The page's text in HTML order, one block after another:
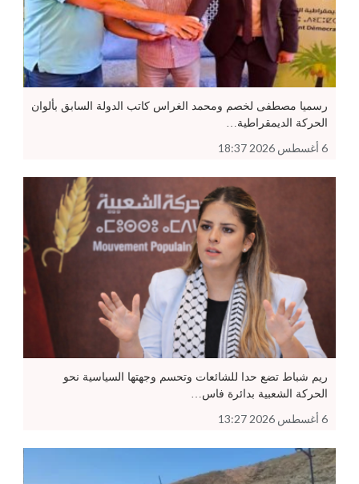
رسميا مصطفى لخصم ومحمد الغراس كاتب الدولة السابق بألوان
الحركة الديمقراطية…
6 أغسطس 2026 18:37
ريم شباط تضع حدا للشائعات وتحسم وجهتها السياسية نحو
الحركة الشعبية بدائرة فاس…
6 أغسطس 2026 13:27